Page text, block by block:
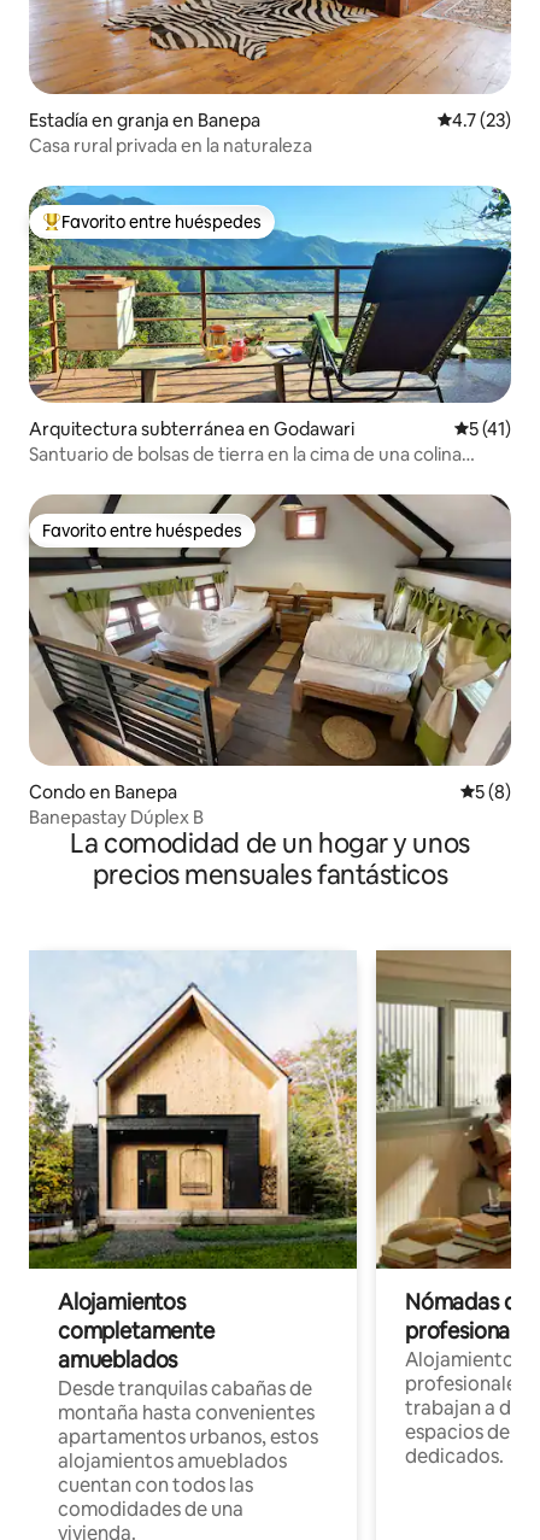
Estadía en granja en Banepa Calificación
4.7 (23)
Casa rural privada en la naturaleza
Favorito entre huéspedes preferido
Favorito entre huéspedes
Arquitectura subterránea en Godawari
5 (41)
Santuario de bolsas de tierra en la cima de una colina
Favorito entre huéspedes
Favorito entre huéspedes
Condo en Banepa
5 (8)
Banepastay Dúplex B
La comodidad de un hogar y unos
precios mensuales fantásticos
Alojamientos
completamente
amueblados
Desde tranquilas cabañas de
montaña hasta convenientes
apartamentos urbanos, estos
alojamientos amueblados
cuentan con todos las
comodidades de una
vivienda.
Nómadas
Alojamientos
profesionales
trabajan a
espacios de
dedicados.